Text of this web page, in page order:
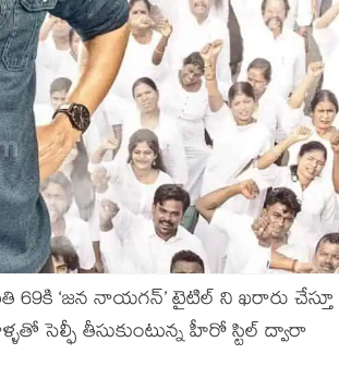
‘జన నాయగన్’ టైటిల్ ని ఖరారు చేస్తూ
సెల్ఫీ తీసుకుంటున్న హీరో స్టిల్ ద్వారా